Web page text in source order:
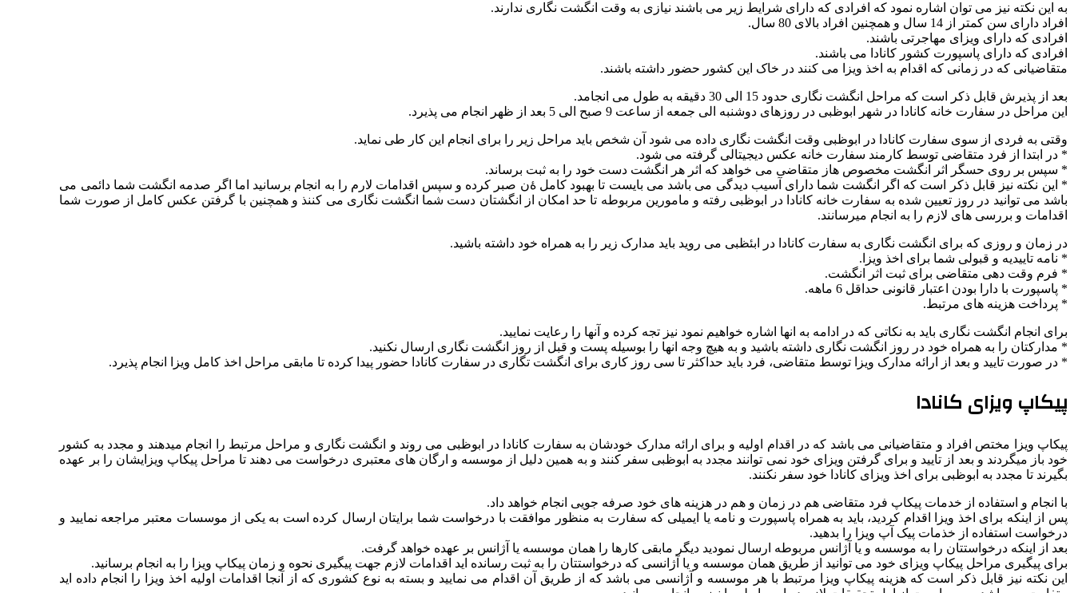
به این نکته نیز می توان اشاره نمود که افرادی که دارای شرایط زیر می باشند نیازی به وقت انگشت نگاری ندارند.
افراد دارای سن کمتر از 14 سال و همچنین افراد بالای 80 سال.
افرادی که دارای ویزای مهاجرتی باشند.
افرادی که دارای پاسپورت کشور کانادا می باشند.
متقاضیانی که در زمانی که اقدام به اخذ ویزا می کنند در خاک این کشور حضور داشته باشند.
بعد از پذیرش قابل ذکر است که مراحل انگشت نگاری حدود 15 الی 30 دقیقه به طول می انجامد.
این مراحل در سفارت خانه کانادا در شهر ابوظبی در روزهای دوشنبه الی جمعه از ساعت 9 صبح الی 5 بعد از ظهر انجام می پذیرد.
وقتی به فردی از سوی سفارت کانادا در ابوظبی وقت انگشت نگاری داده می شود آن شخص باید مراحل زیر را برای انجام این کار طی نماید.
* در ابتدا از فرد متقاضی توسط کارمند سفارت خانه عکس دیجیتالی گرفته می شود.
* سپس بر روی حسگر اثر انگشت مخصوص هاز متقاضی می خواهد که اثر هر انگشت دست خود را به ثبت برساند.
* این نکته نیز قابل ذکر است که اگر انگشت شما دارای آسیب دیدگی می باشد می بایست تا بهبود کامل ۀن صبر کرده و سپس اقدامات لارم را به انجام برسانید اما اگر صدمه انگشت شما دائمی می
باشد می توانید در روز تعیین شده به سفارت خانه کانادا در ابوظبی رفته و مامورین مربوطه تا حد امکان از انگشتان دست شما انگشت نگاری می کننذ و همچنین با گرفتن عکس کامل از صورت شما
اقدامات و بررسی های لازم را به انجام میرسانند.
در زمان و روزی که برای انگشت نگاری به سفارت کانادا در ابئظبی می روید باید مدارک زیر را به همراه خود داشته باشید.
* نامه تاییدیه و قبولی شما برای اخذ ویزا.
* فرم وقت دهی متقاضی برای ثبت اثر انگشت.
* پاسپورت با دارا بودن اعتبار قانونی حداقل 6 ماهه.
* پرداخت هزینه های مرتبط.
برای انجام انگشت نگاری باید به نکاتی که در ادامه به انها اشاره خواهیم نمود نیز تجه کرده و آنها را رعایت نمایید.
* مدارکتان را به همراه خود در روز انگشت نگاری داشته باشید و به هیچ وجه انها را بوسیله پست و قبل از روز انگشت نگاری ارسال نکنید.
* در صورت تایید و بعد از ارائه مدارک ویزا توسط متقاضی، فرد باید حداکثر تا سی روز کاری برای انگشت تگاری در سفارت کانادا حضور پیدا کرده تا مابقی مراحل اخذ کامل ویزا انجام پذیرد.
پیکاپ ویزای کانادا
پیکاپ ویزا مختص افراد و متقاضیانی می باشد که در اقدام اولیه و برای ارائه مدارک خودشان به سفارت کانادا در ابوظبی می روند و انگشت نگاری و مراحل مرتبط را انجام میدهند و مجدد به کشور
خود باز میگردند و بعد از تایید و برای گرفتن ویزای خود نمی توانند مجدد به ابوظبی سفر کنند و به همین دلیل از موسسه و ارگان های معتبری درخواست می دهند تا مراحل پیکاپ ویزایشان را بر عهده
بگیرند تا مجدد به ابوظبی برای اخذ ویزای کانادا خود سفر نکنند.
با انجام و استفاده از خدمات پیکاپ فرد متقاضی هم در زمان و هم در هزینه های خود صرفه جویی انجام خواهد داد.
پس از اینکه برای اخذ ویزا اقدام کردید، باید به همراه پاسپورت و نامه یا ایمیلی که سفارت به منظور موافقت با درخواست شما برایتان ارسال کرده است به یکی از موسسات معتبر مراجعه نمایید و
درخواست استفاده از خذمات پیک آپ ویزا را بدهید.
بعد از اینکه درخواستتان را به موسسه و یا آژانس مربوطه ارسال نمودید دیگر مابقی کارها را همان موسسه یا آژانس بر عهده خواهد گرفت.
برای پیگیری مراحل پیکاپ ویزای خود می توانید از طریق همان موسسه و یا آژانسی که درخواستتان را به ثبت رسانده اید اقدامات لازم جهت پیگیری نحوه و زمان پیکاپ ویزا را به انجام برسانید.
این نکته نیز قابل ذکر است که هزینه پیکاپ ویزا مرتبط با هر موسسه و آژانسی می باشد که از طریق آن اقدام می نمایید و بسته به نوع کشوری که از آنجا اقدامات اولیه اخذ ویزا را انجام داده اید